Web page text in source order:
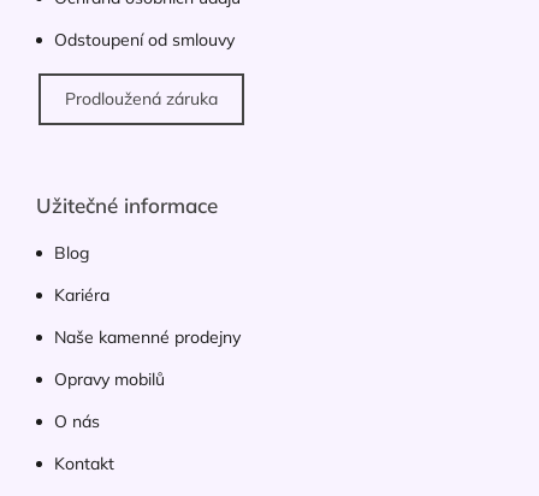
Odstoupení od smlouvy
Prodloužená záruka
Užitečné informace
Blog
Kariéra
Naše kamenné prodejny
Opravy mobilů
O nás
Kontakt